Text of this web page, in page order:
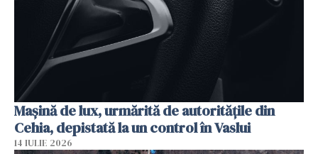
Mașină de lux, urmărită de autoritățile din
Cehia, depistată la un control în Vaslui
14 IULIE 2026